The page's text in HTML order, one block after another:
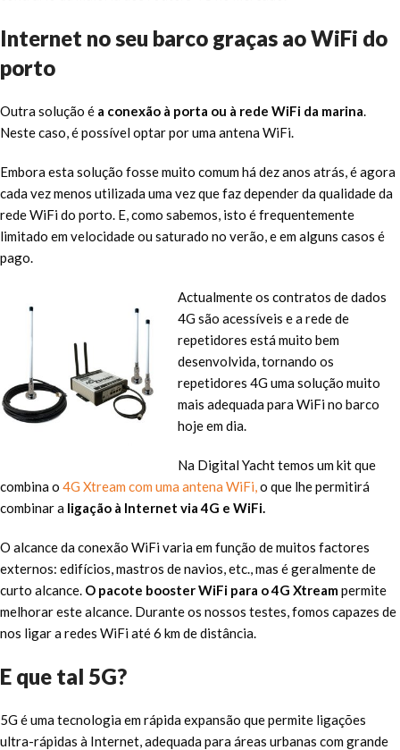
Internet no seu barco graças ao WiFi do
porto
Outra solução é a conexão à porta ou à rede WiFi da marina.
Neste caso, é possível optar por uma antena WiFi.
Embora esta solução fosse muito comum há dez anos atrás, é agora
cada vez menos utilizada uma vez que faz depender da qualidade da
rede WiFi do porto. E, como sabemos, isto é frequentemente
limitado em velocidade ou saturado no verão, e em alguns casos é
pago.
Actualmente os contratos de dados
4G são acessíveis e a rede de
repetidores está muito bem
desenvolvida, tornando os
repetidores 4G uma solução muito
mais adequada para WiFi no barco
hoje em dia.
Na Digital Yacht temos um kit que
combina o 4G Xtream com uma antena WiFi,o que lhe permitirá
combinar a ligação à Internet via 4G e WiFi.
O alcance da conexão WiFi varia em função de muitos factores
externos: edifícios, mastros de navios, etc., mas é geralmente de
curto alcance. O pacote booster WiFi para o 4G Xtreampermite
melhorar este alcance. Durante os nossos testes, fomos capazes de
nos ligar a redes WiFi até 6 km de distância.
E que tal 5G?
5G é uma tecnologia em rápida expansão que permite ligações
ultra-rápidas à Internet, adequada para áreas urbanas com grande